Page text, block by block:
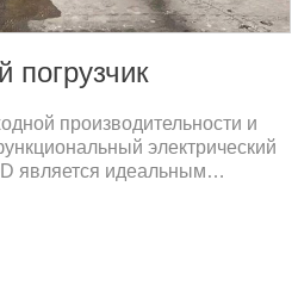
погрузчик
производительности и
электрический
является идеальным